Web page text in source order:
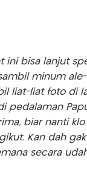
ini bisa lanjut
minum
liat-liat foto di
pedalaman
biar nanti
Kan dah
secara